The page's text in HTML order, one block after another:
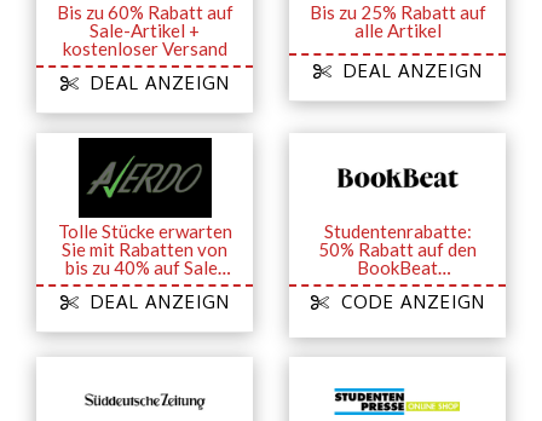
Bis zu 60% Rabatt auf
Sale-Artikel +
kostenloser Versand
DEAL ANZEIGN
Bis zu 25% Rabatt auf
alle Artikel
DEAL ANZEIGN
Tolle Stücke erwarten
Sie mit Rabatten von
bis zu 40% auf Sale-
Artikel
DEAL ANZEIGN
Studentenrabatte:
50% Rabatt auf den
BookBeat
Gutscheincode
CODE ANZEIGN